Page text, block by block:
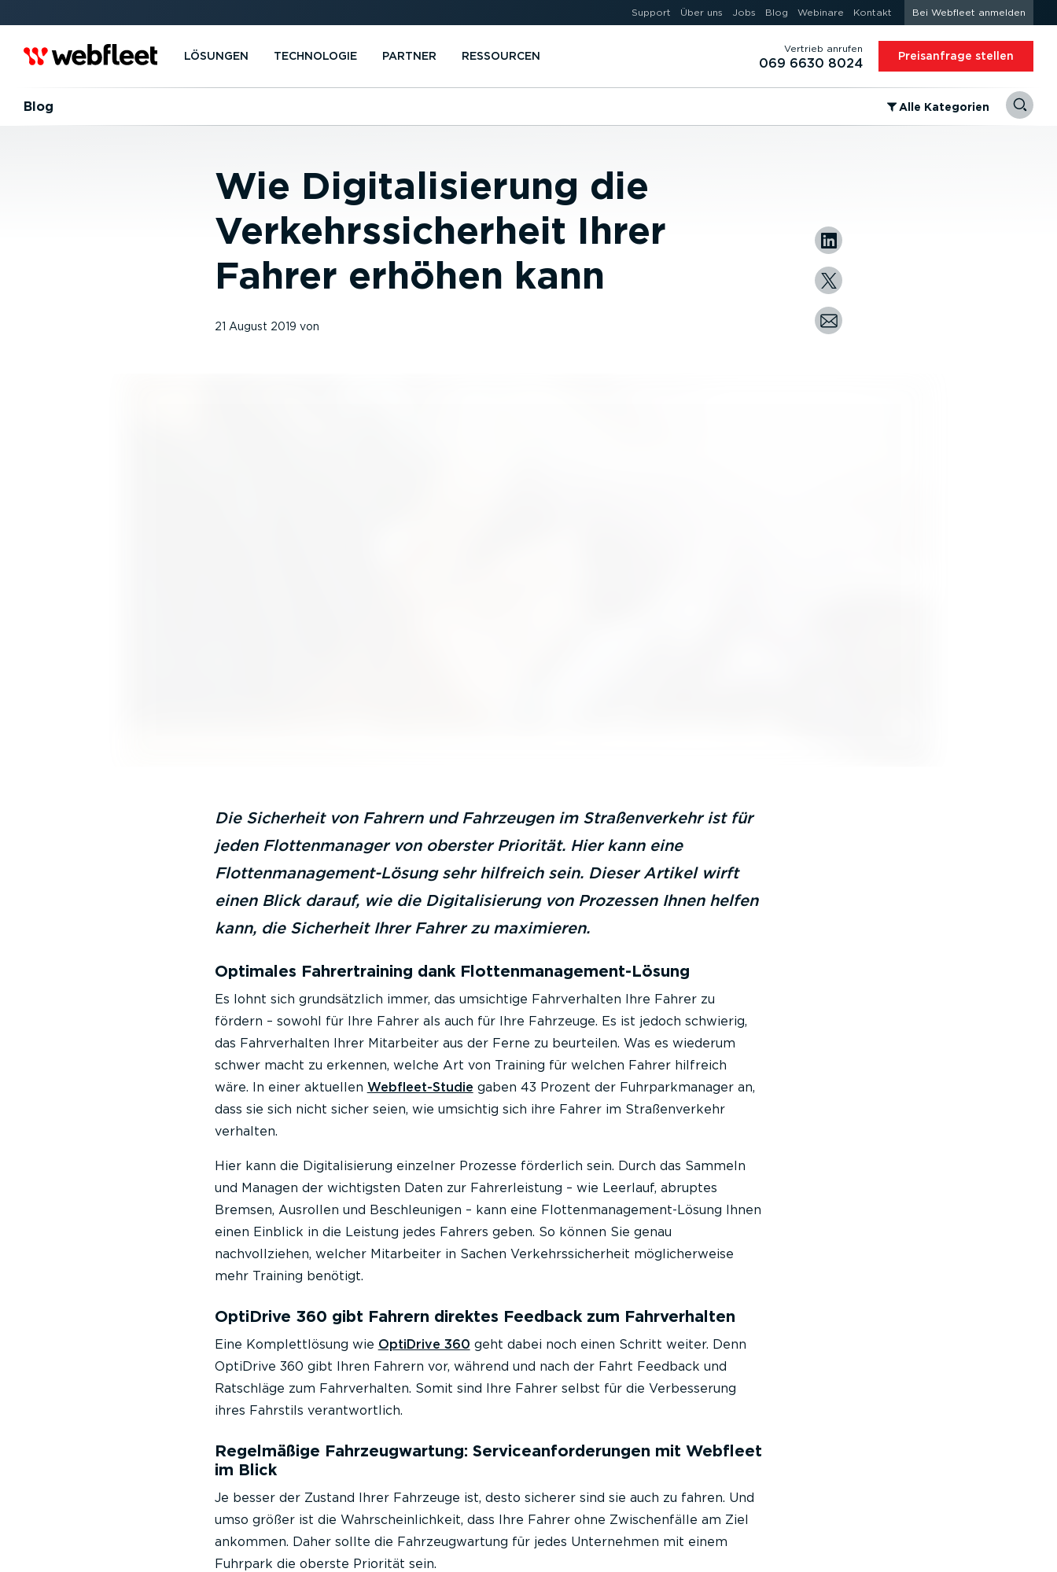
Support Über uns Jobs Blog Webinare Kontakt Bei Webfleet anmelden
LÖSUNGEN TECHNOLOGIE PARTNER RESSOURCEN
Vertrieb anrufen
069 6630 8024 Preis­an­frage stellen
Blog ⁠Alle Kategorien
Wie Digitalisierung die
Verkehrssicherheit Ihrer
Fahrer erhöhen kann
21 August 2019 von
Die Sicherheit von Fahrern und Fahrzeugen im Straßenverkehr ist für
jeden Flottenmanager von oberster Priorität. Hier kann eine
Flottenmanagement-Lösung sehr hilfreich sein. Dieser Artikel wirft
einen Blick darauf, wie die Digitalisierung von Prozessen Ihnen helfen
kann, die Sicherheit Ihrer Fahrer zu maximieren.
Optimales Fahrertraining dank Flottenmanagement-Lösung
Es lohnt sich grundsätzlich immer, das umsichtige Fahrverhalten Ihre Fahrer zu
fördern – sowohl für Ihre Fahrer als auch für Ihre Fahrzeuge. Es ist jedoch schwierig,
das Fahrverhalten Ihrer Mitarbeiter aus der Ferne zu beurteilen. Was es wiederum
schwer macht zu erkennen, welche Art von Training für welchen Fahrer hilfreich
wäre. In einer aktuellen Webfleet-Studie gaben 43 Prozent der Fuhrparkmanager an,
dass sie sich nicht sicher seien, wie umsichtig sich ihre Fahrer im Straßenverkehr
verhalten.
Hier kann die Digitalisierung einzelner Prozesse förderlich sein. Durch das Sammeln
und Managen der wichtigsten Daten zur Fahrerleistung – wie Leerlauf, abruptes
Bremsen, Ausrollen und Beschleunigen – kann eine Flottenmanagement-Lösung Ihnen
einen Einblick in die Leistung jedes Fahrers geben. So können Sie genau
nachvollziehen, welcher Mitarbeiter in Sachen Verkehrssicherheit möglicherweise
mehr Training benötigt.
OptiDrive 360 gibt Fahrern direktes Feedback zum Fahrverhalten
Eine Komplettlösung wie OptiDrive 360 geht dabei noch einen Schritt weiter. Denn
OptiDrive 360 gibt Ihren Fahrern vor, während und nach der Fahrt Feedback und
Ratschläge zum Fahrverhalten. Somit sind Ihre Fahrer selbst für die Verbesserung
ihres Fahrstils verantwortlich.
Regelmäßige Fahrzeugwartung: Serviceanforderungen mit Webfleet
im Blick
Je besser der Zustand Ihrer Fahrzeuge ist, desto sicherer sind sie auch zu fahren. Und
umso größer ist die Wahrscheinlichkeit, dass Ihre Fahrer ohne Zwischenfälle am Ziel
ankommen. Daher sollte die Fahrzeugwartung für jedes Unternehmen mit einem
Fuhrpark die oberste Priorität sein.